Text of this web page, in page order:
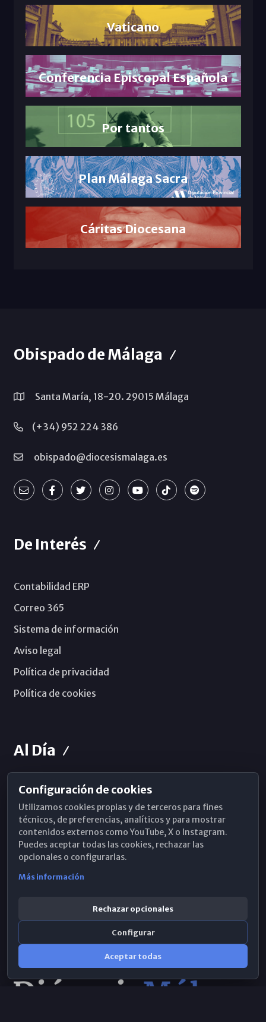
Vaticano
Conferencia Episcopal Española
Por tantos
Plan Málaga Sacra
Cáritas Diocesana
Obispado de Málaga
Santa María, 18-20. 29015 Málaga
(+34) 952 224 386
obispado@diocesismalaga.es
De Interés
Contabilidad ERP
Correo 365
Sistema de información
Aviso legal
Política de privacidad
Política de cookies
Al Día
Horarios de Misa
Hemeroteca
WhatsApp
Configuración de cookies
Utilizamos cookies propias y de terceros para fines
técnicos, de preferencias, analíticos y para mostrar
contenidos externos como YouTube, X o Instagram.
Puedes aceptar todas las cookies, rechazar las
opcionales o configurarlas.
Más información
Rechazar opcionales
Configurar
Aceptar todas